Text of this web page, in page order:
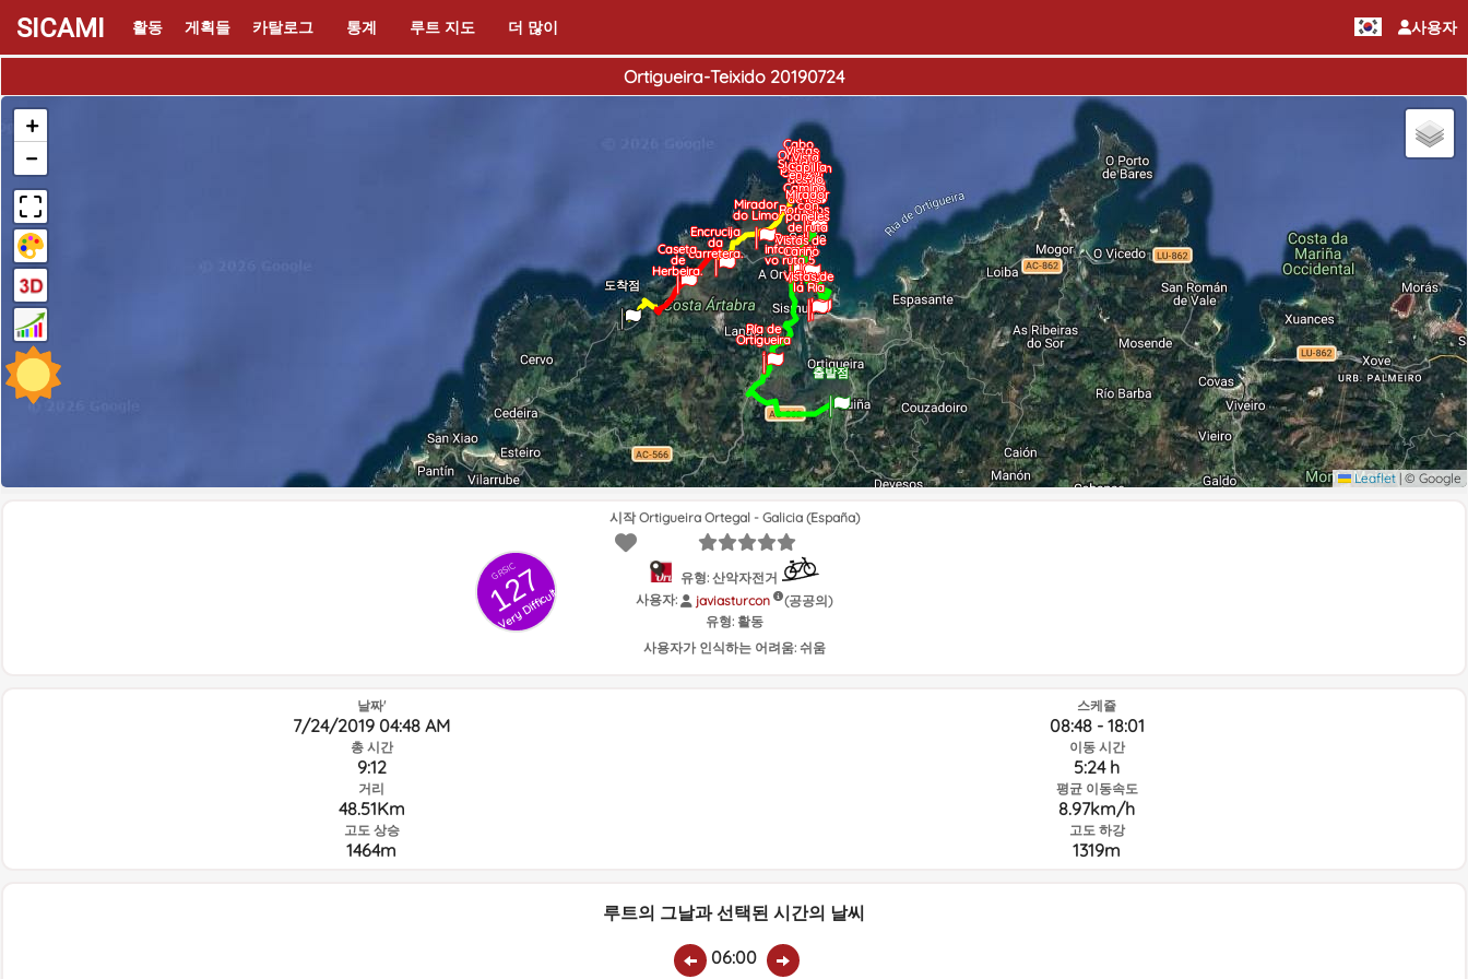
사용자
SICAMI 활동 게획들 카탈로그 통계 루트 지도 더 많이
Ortigueira-Teixido 20190724
출발점
도착점
Ría de
Ortigueira
.
Panel
informati
vo ruta 5
Vistas de
la Ria
Playa
Vistas de
Cariño
Mirador
con
paneles
de ruta
Camino
de los
Romeros
Capilla
Vista
previa en
desvio
Vistas
faro
Ortegal
Cabo
Ortegal
Subidas
en z
Mirador
do Limo
Encrucija
da
carretera.
Caseta
de
Herbeira.
+
−
Leaflet | © Google
GRSIC
127
Very Difficult
시작 Ortigueira Ortegal - Galicia (España)
유형: 산악자전거
사용자:
javiasturcon
(공공의)
유형: 활동
사용자가 인식하는 어려움: 쉬움
날짜'
7/24/2019 04:48 AM
총 시간
9:12
거리
48.51Km
고도 상승
1464m
스케쥴
08:48 - 18:01
이동 시간
5:24 h
평균 이동속도
8.97km/h
고도 하강
1319m
루트의 그날과 선택된 시간의 날씨
06:00